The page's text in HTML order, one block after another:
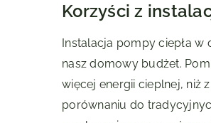
Korzyści z
Instalacja pompy ciepła w
nasz domowy budżet.
więcej energii cieplnej, niż
porównaniu do